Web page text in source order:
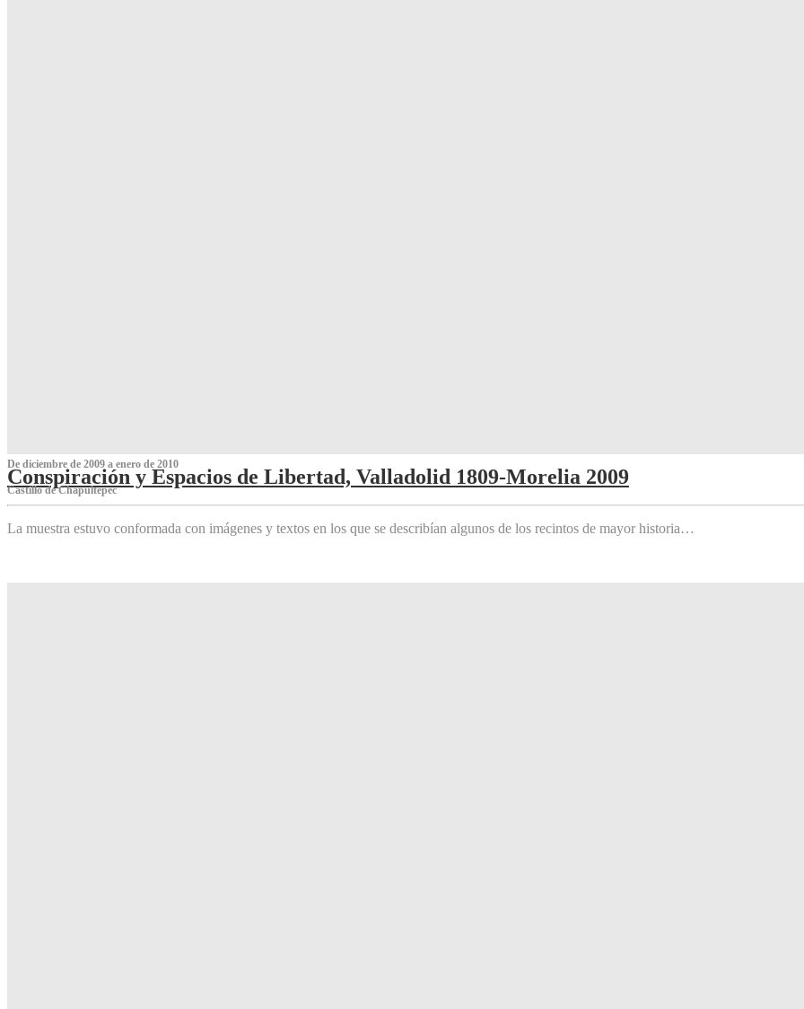
De diciembre de 2009 a enero de 2010
Conspiración y Espacios de Libertad, Valladolid 1809-Morelia 2009
Castillo de Chapultepec
La muestra estuvo conformada con imágenes y textos en los que se describían algunos de los recintos de mayor historia…